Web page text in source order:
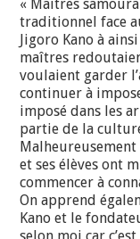
« Maitres
traditionnel face
Jigoro Kano à
maîtres
voulaient garder
continuer à
imposé dans les
partie de la
et ses élèves ont
commencer à
On apprend
Kano et le